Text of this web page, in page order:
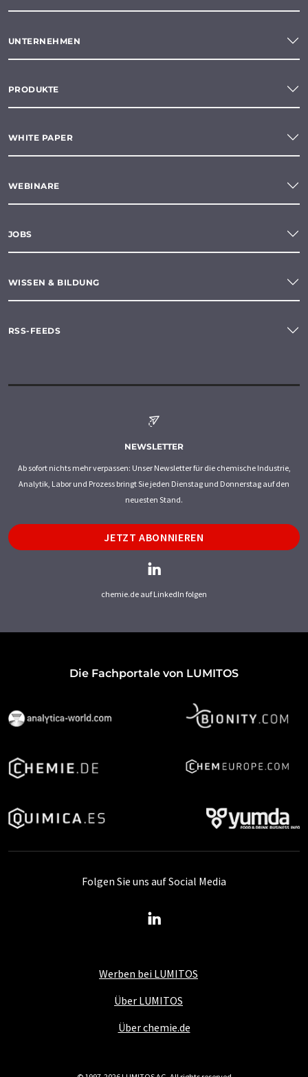
UNTERNEHMEN
PRODUKTE
WHITE PAPER
WEBINARE
JOBS
WISSEN & BILDUNG
RSS-FEEDS
NEWSLETTER
Ab sofort nichts mehr verpassen: Unser Newsletter für die chemische Industrie,
Analytik, Labor und Prozess bringt Sie jeden Dienstag und Donnerstag auf den
neuesten Stand.
JETZT ABONNIEREN
chemie.de auf LinkedIn folgen
Die Fachportale von LUMITOS
Werben bei LUMITOS
Über LUMITOS
Über chemie.de
Folgen Sie uns auf Social Media